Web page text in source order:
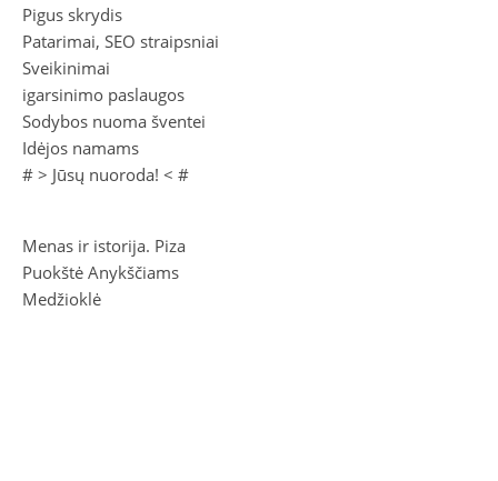
Pigus skrydis
Patarimai, SEO straipsniai
Sveikinimai
igarsinimo paslaugos
Sodybos nuoma šventei
Idėjos namams
# > Jūsų nuoroda! < #
Menas ir istorija. Piza
Puokštė Anykščiams
Medžioklė